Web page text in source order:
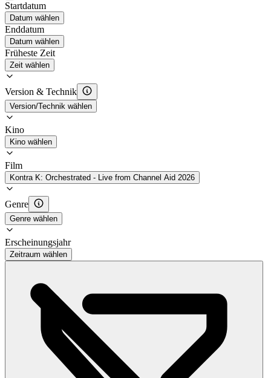
Startdatum
Datum wählen
Enddatum
Datum wählen
Früheste Zeit
Zeit wählen
Version & Technik
Version/Technik wählen
Kino
Kino wählen
Film
Kontra K: Orchestrated - Live from Channel Aid 2026
Genre
Genre wählen
Erscheinungsjahr
Zeitraum wählen